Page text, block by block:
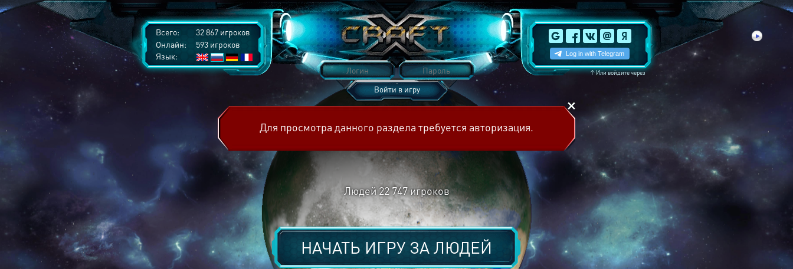
Всего:
32 867 игроков
Онлайн:
593 игроков
Язык:
↑Или войдите через
Войти в игру
Для просмотра данного раздела требуется авторизация.
Людей 22 747игроков
НАЧАТЬ ИГРУ ЗАЛЮДЕЙ